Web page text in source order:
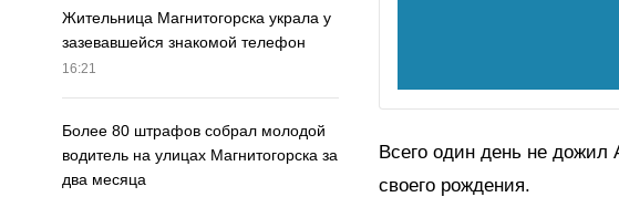
Жительница Магнитогорска украла у
зазевавшейся знакомой телефон
16:21
Более 80 штрафов собрал молодой
водитель на улицах Магнитогорска за
два месяца
Всего один день не дожил
своего рождения.